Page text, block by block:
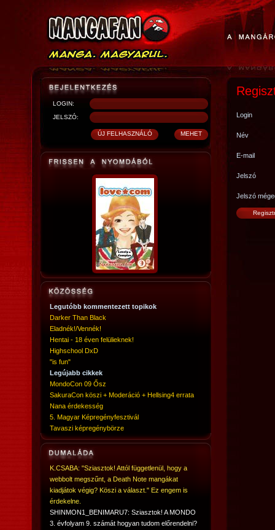
LOGIN:
JELSZÓ:
Legutóbb kommentezett topikok
Darker Than Black
Eladnék!/Vennék!
Hentai - 18 éven felülieknek!
Highschool DxD
"is fun"
Legújabb cikkek
MondoCon 09 Ősz
SakuraCon köszi + Moderáció + Hellsing4 errata
Nana érdekesség
5. Magyar Képregényfesztivál
Tavaszi képregénybörze
K.CSABA: "Sziasztok! Attól függetlenül, hogy a
webbolt megszűnt, a Death Note mangákat
kiadjátok végig? Köszi a választ." Ez engem is
érdekelne.
SHINMON1_BENIMARU7: Sziasztok! A MONDO
3. évfolyam 9. számát hogyan tudom előrendelni?
Login
Név
E-mail
Jelszó
Jelszó